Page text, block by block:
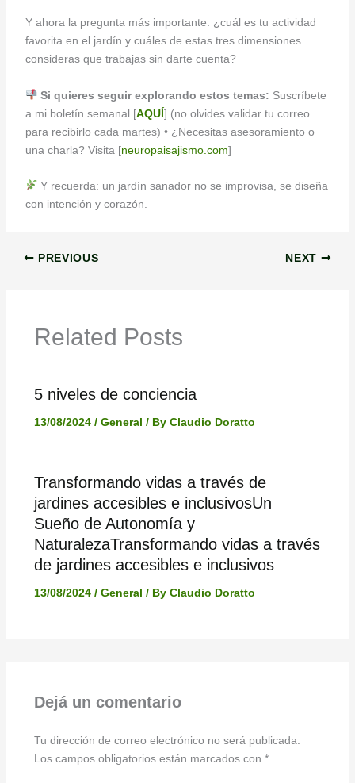
Y ahora la pregunta más importante: ¿cuál es tu actividad
favorita en el jardín y cuáles de estas tres dimensiones
consideras que trabajas sin darte cuenta?
Si quieres seguir explorando estos temas: Suscríbete
a mi boletín semanal [AQUÍ] (no olvides validar tu correo
para recibirlo cada martes) • ¿Necesitas asesoramiento o
una charla? Visita [neuropaisajismo.com]
Y recuerda: un jardín sanador no se improvisa, se diseña
con intención y corazón.
PREVIOUS NEXT
Related Posts
5 niveles de conciencia
13/08/2024 / General / By Claudio Doratto
Transformando vidas a través de
jardines accesibles e inclusivosUn
Sueño de Autonomía y
NaturalezaTransformando vidas a través
de jardines accesibles e inclusivos
13/08/2024 / General / By Claudio Doratto
Dejá un comentario
Tu dirección de correo electrónico no será publicada.
Los campos obligatorios están marcados con *